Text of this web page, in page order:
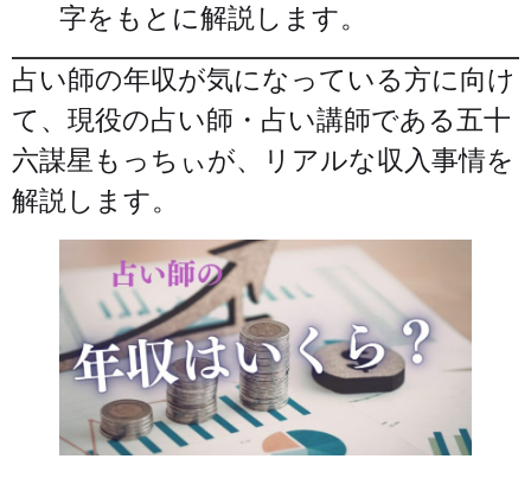
字をもとに解説します。
占い師の年収が気になっている方に向け
て、現役の占い師・占い講師である五十
六謀星もっちぃが、リアルな収入事情を
解説します。